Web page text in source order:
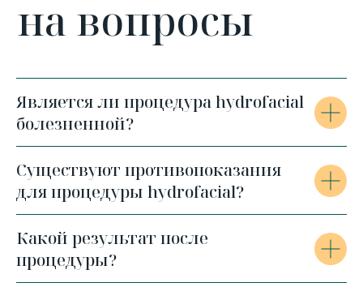
Является ли процедура hydrofacial
болезненной?
Существуют противопоказания
для процедуры hydrofacial?
Какой результат после
процедуры?